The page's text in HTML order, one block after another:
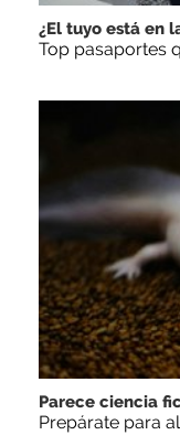
¿El tuyo está en
Top pasaportes
Parece ciencia
Prepárate para